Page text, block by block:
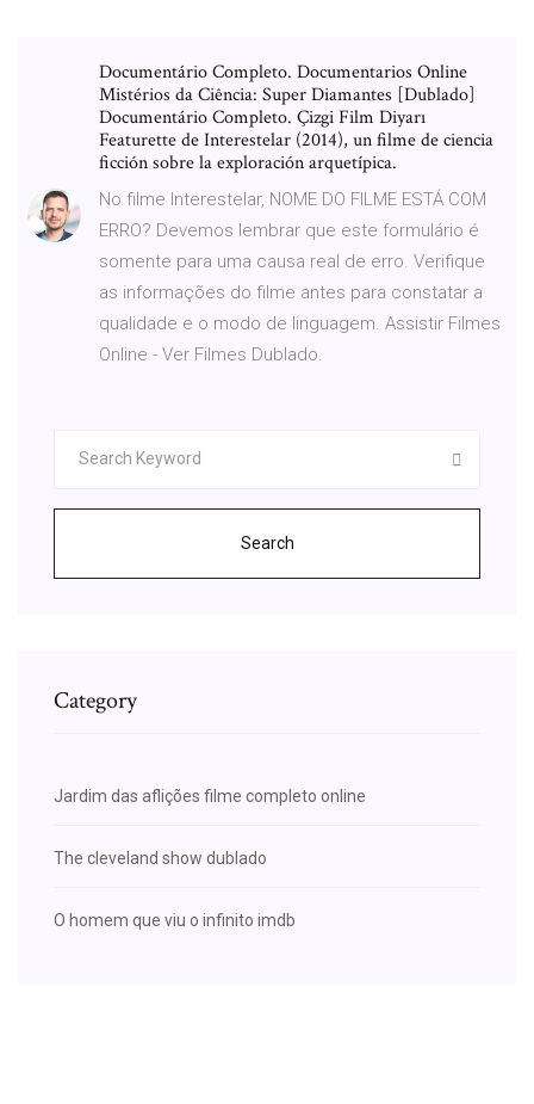
Documentário Completo. Documentarios Online
Mistérios da Ciência: Super Diamantes [Dublado]
Documentário Completo. Çizgi Film Diyarı
Featurette de Interestelar (2014), un filme de ciencia
ficción sobre la exploración arquetípica.
No filme Interestelar, NOME DO FILME ESTÁ COM
ERRO? Devemos lembrar que este formulário é
somente para uma causa real de erro. Verifique
as informações do filme antes para constatar a
qualidade e o modo de linguagem. Assistir Filmes
Online - Ver Filmes Dublado.
Search
Category
Jardim das aflições filme completo online
The cleveland show dublado
O homem que viu o infinito imdb